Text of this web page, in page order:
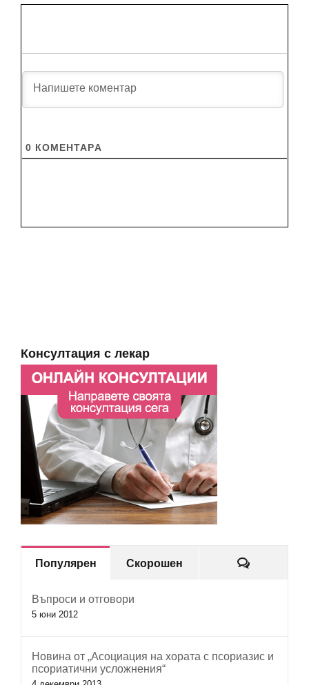
0 КОМЕНТАРA
Консултация с лекар
Популярен Скорошен Коментари
Въпроси и отговори
5 юни 2012
Новина от „Асоциация на хората с псориазис и
псориатични усложнения“